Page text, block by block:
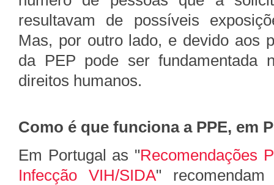
resultavam de possíveis
Mas, por outro lado, e devido aos
da PEP pode ser fundamentada
direitos humanos.
Como é que funciona a PPE, em
Em Portugal as "Recomendações
Infecção VIH/SIDA"